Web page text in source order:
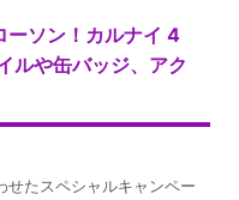
ーソン！カルナイ 4
ルや缶バッジ、アク
せたスペシャルキャンペー